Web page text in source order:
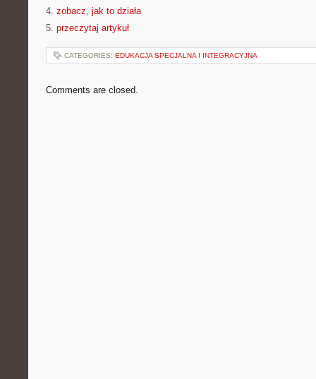
4. zobacz, jak to działa
5. przeczytaj artykuł
CATEGORIES: EDUKACJA SPECJALNA I INTEGRACYJNA
Comments are closed.